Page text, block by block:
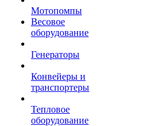
Мотопомпы
Весовое
оборудование
Генераторы
Конвейеры и
транспортеры
Тепловое
оборудование